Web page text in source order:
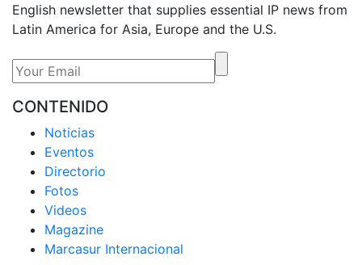
English newsletter that supplies essential IP news from
Latin America for Asia, Europe and the U.S.
CONTENIDO
Noticias
Eventos
Directorio
Fotos
Videos
Magazine
Marcasur Internacional